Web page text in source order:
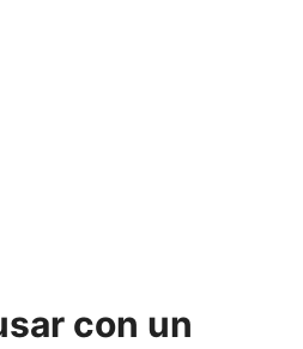
con un